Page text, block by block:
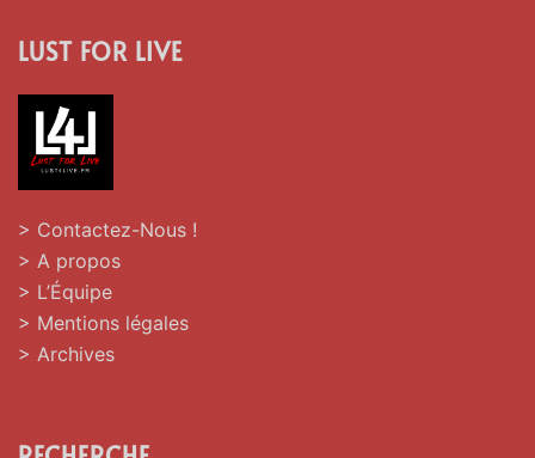
LUST FOR LIVE
> Contactez-Nous !
> A propos
> L’Équipe
> Mentions légales
> Archives